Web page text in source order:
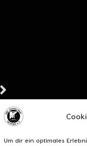
Um dir ein optimales